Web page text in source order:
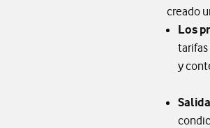
creado
Los
y